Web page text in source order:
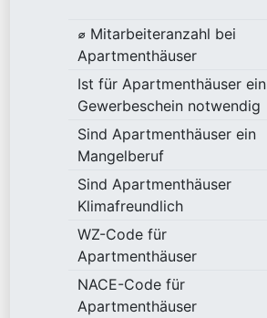
⌀ Mitarbeiteranzahl bei
Apartmenthäuser
Ist für Apartmenthäuser ein
Gewerbeschein notwendig
Sind Apartmenthäuser ein
Mangelberuf
Sind Apartmenthäuser
Klimafreundlich
WZ-Code für
Apartmenthäuser
NACE-Code für
Apartmenthäuser